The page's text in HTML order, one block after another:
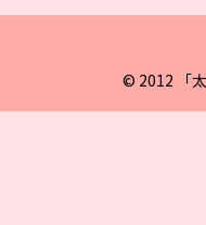
© 2012 「